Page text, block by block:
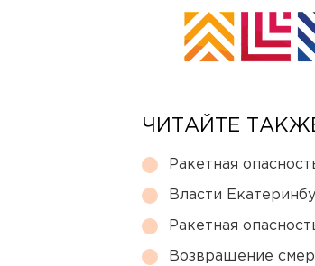
ЧИТАЙТЕ
Ракетная
Власти
Ракетная
Возвращение